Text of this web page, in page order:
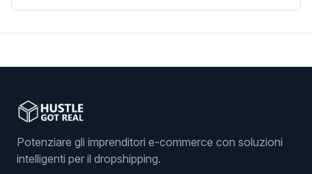
Potenziare gli imprenditori e-commerce con soluzioni
intelligenti per il dropshipping.